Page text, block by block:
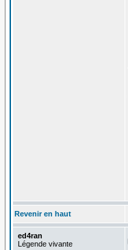
Revenir en haut
ed4ran
Légende vivante